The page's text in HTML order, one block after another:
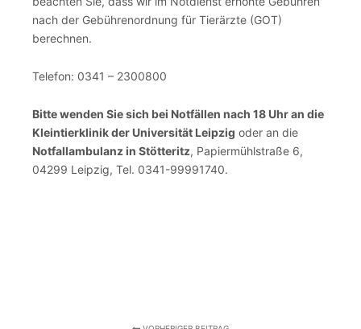
nach der Gebührenordnung für Tierärzte (GOT)
berechnen.
Telefon: 0341 – 2300800
Bitte wenden Sie sich bei Notfällen nach 18 Uhr an die
Kleintierklinik der Universität Leipzig oder an die
Notfallambulanz in Stötteritz, Papiermühlstraße 6,
04299 Leipzig, Tel. 0341-99991740.